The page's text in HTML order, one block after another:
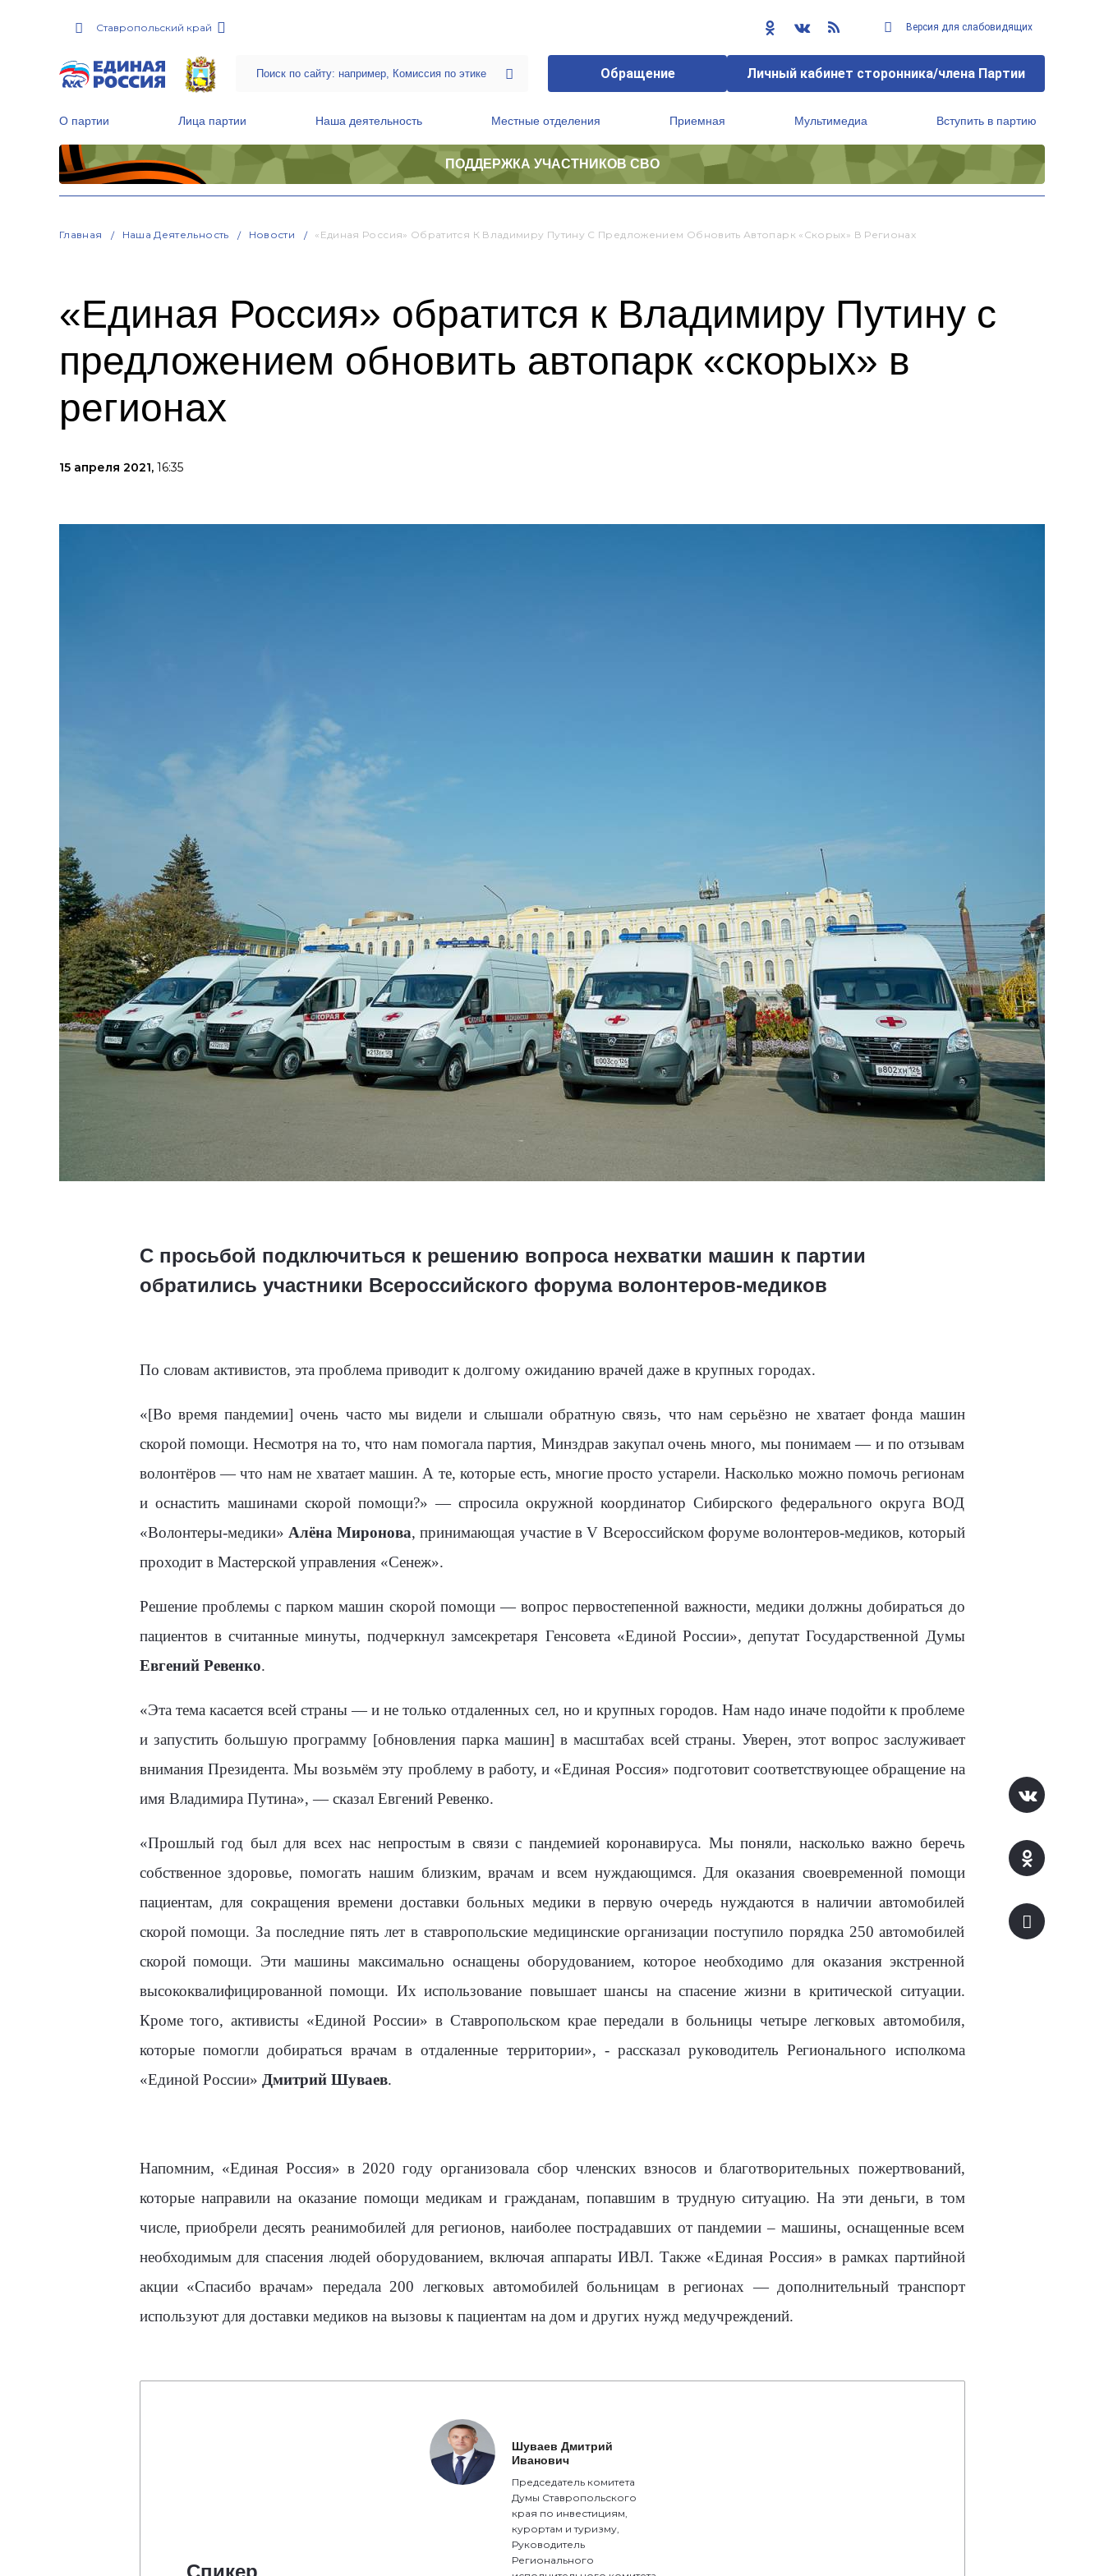
Ставропольский край Версия для слабовидящих
Обращение Личный кабинет сторонника/члена Партии
О партии Лица партии Наша деятельность Местные отделения Приемная Мультимедиа Вступить в партию
ПОДДЕРЖКА УЧАСТНИКОВ СВО
Главная Наша Деятельность Новости «Единая Россия» Обратится К Владимиру Путину С Предложением Обновить Автопарк «скорых» В Регионах
«Единая Россия» обратится к Владимиру Путину с
предложением обновить автопарк «скорых» в
регионах
15 апреля 2021, 16:35
С просьбой подключиться к решению вопроса нехватки машин к партии
обратились участники Всероссийского форума волонтеров-медиков
По словам активистов, эта проблема приводит к долгому ожиданию врачей даже в крупных городах.
«[Во время пандемии] очень часто мы видели и слышали обратную связь, что нам серьёзно не хватает фонда машин
скорой помощи. Несмотря на то, что нам помогала партия, Минздрав закупал очень много, мы понимаем — и по отзывам
волонтёров — что нам не хватает машин. А те, которые есть, многие просто устарели. Насколько можно помочь регионам
и оснастить машинами скорой помощи?» — спросила окружной координатор Сибирского федерального округа ВОД
«Волонтеры-медики» Алёна Миронова, принимающая участие в V Всероссийском форуме волонтеров-медиков, который
проходит в Мастерской управления «Сенеж».
Решение проблемы с парком машин скорой помощи — вопрос первостепенной важности, медики должны добираться до
пациентов в считанные минуты, подчеркнул замсекретаря Генсовета «Единой России», депутат Государственной Думы
Евгений Ревенко.
«Эта тема касается всей страны — и не только отдаленных сел, но и крупных городов. Нам надо иначе подойти к проблеме
и запустить большую программу [обновления парка машин] в масштабах всей страны. Уверен, этот вопрос заслуживает
внимания Президента. Мы возьмём эту проблему в работу, и «Единая Россия» подготовит соответствующее обращение на
имя Владимира Путина», — сказал Евгений Ревенко.
«Прошлый год был для всех нас непростым в связи с пандемией коронавируса. Мы поняли, насколько важно беречь
собственное здоровье, помогать нашим близким, врачам и всем нуждающимся. Для оказания своевременной помощи
пациентам, для сокращения времени доставки больных медики в первую очередь нуждаются в наличии автомобилей
скорой помощи. За последние пять лет в ставропольские медицинские организации поступило порядка 250 автомобилей
скорой помощи. Эти машины максимально оснащены оборудованием, которое необходимо для оказания экстренной
высококвалифицированной помощи. Их использование повышает шансы на спасение жизни в критической ситуации.
Кроме того, активисты «Единой России» в Ставропольском крае передали в больницы четыре легковых автомобиля,
которые помогли добираться врачам в отдаленные территории», - рассказал руководитель Регионального исполкома
«Единой России» Дмитрий Шуваев.
Напомним, «Единая Россия» в 2020 году организовала сбор членских взносов и благотворительных пожертвований,
которые направили на оказание помощи медикам и гражданам, попавшим в трудную ситуацию. На эти деньги, в том
числе, приобрели десять реанимобилей для регионов, наиболее пострадавших от пандемии – машины, оснащенные всем
необходимым для спасения людей оборудованием, включая аппараты ИВЛ. Также «Единая Россия» в рамках партийной
акции «Спасибо врачам» передала 200 легковых автомобилей больницам в регионах — дополнительный транспорт
используют для доставки медиков на вызовы к пациентам на дом и других нужд медучреждений.
Спикер
Шуваев Дмитрий
Иванович
Председатель комитета
Думы Ставропольского
края по инвестициям,
курортам и туризму,
Руководитель
Регионального